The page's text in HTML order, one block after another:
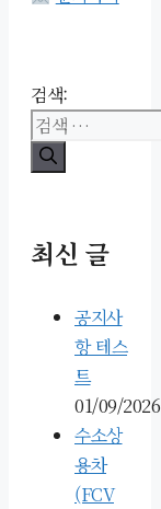
검색:
최신 글
공지사
항 테스
트
01/09/2026
수소상
용차
(FCV